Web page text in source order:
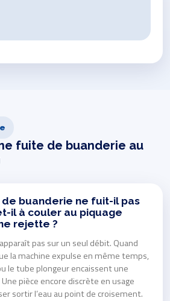
fuite de buanderie au
de buanderie ne fuit-il pas
il à couler au piquage
rejette ?
pas sur un seul débit. Quand
la machine expulse en même temps,
le tube plongeur encaissent une
pièce encore discrète en usage
sortir l’eau au point de croisement.